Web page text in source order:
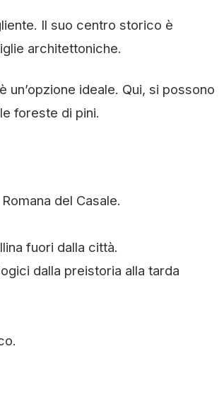
Il suo centro storico è
architettoniche.
un’opzione ideale. Qui, si possono
foreste di pini.
del Casale.
fuori dalla città.
dalla preistoria alla tarda